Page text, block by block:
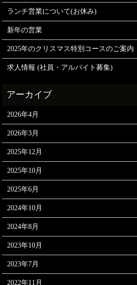
ランチ営業について(お休み)
新年の営業
2025年のクリスマス特別コースのご案内
求人情報 (社員・アルバイト募集)
2026年4月
2026年3月
2025年12月
2025年10月
2025年6月
2024年10月
2024年8月
2023年10月
2023年7月
2022年11月